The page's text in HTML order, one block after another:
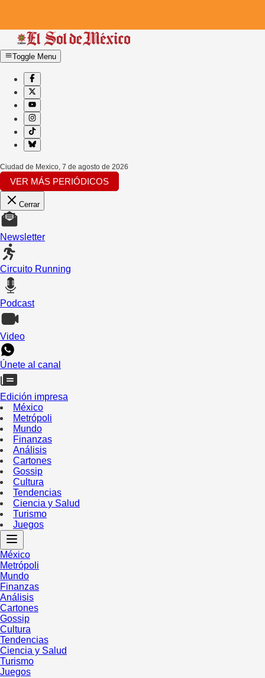
Toggle Menu
Ciudad de Mexico, 7 de agosto de 2026
VER MÁS PERIÓDICOS
Cerrar
Newsletter
Circuito Running
Podcast
Video
Únete al canal
Edición impresa
México
Metrópoli
Mundo
Finanzas
Análisis
Cartones
Gossip
Cultura
Tendencias
Ciencia y Salud
Turismo
Juegos
México
Metrópoli
Mundo
Finanzas
Análisis
Cartones
Gossip
Cultura
Tendencias
Ciencia y Salud
Turismo
Juegos